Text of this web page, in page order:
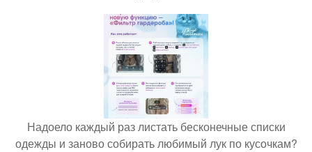
Надоело каждый раз листать бесконечные списки
одежды и заново собирать любимый лук по кусочкам?